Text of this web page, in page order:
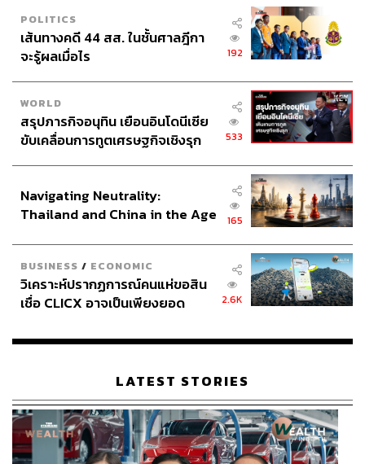
POLITICS
เส้นทางคดี 44 สส. ในชั้นศาลฎีกา
จะรู้ผลเมื่อไร
192
WORLD
สรุปภารกิจอนุทิน เยือนอินโดนีเซีย
ขับเคลื่อนการทูตเศรษฐกิจเชิงรุก
533
Navigating Neutrality:
Thailand and China in the Age
165
BUSINESS / ECONOMIC
วิเคราะห์ปรากฏการณ์คนแห่ขอสิน
เชื่อ CLICX อาจเป็นเพียงยอด
เรือนไทยที่ถูกซุกไว้
2.6K
LATEST STORIES